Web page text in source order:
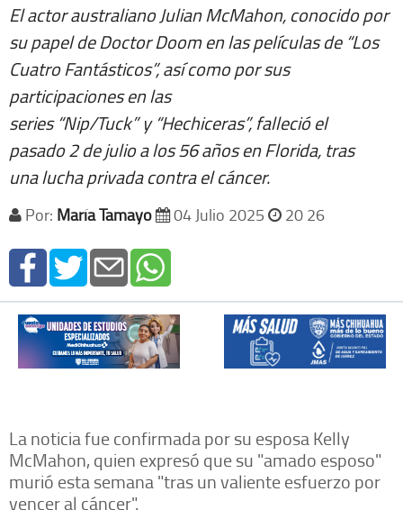
El actor australiano Julian McMahon, conocido por
su papel de Doctor Doom en las películas de “Los
Cuatro Fantásticos”, así como por sus
participaciones en las
series “Nip/Tuck” y “Hechiceras”, falleció el
pasado 2 de julio a los 56 años en Florida, tras
una lucha privada contra el cáncer.
Por: María Tamayo 04 Julio 2025 20 26
La noticia fue confirmada por su esposa Kelly
McMahon, quien expresó que su "amado esposo"
murió esta semana "tras un valiente esfuerzo por
vencer al cáncer".